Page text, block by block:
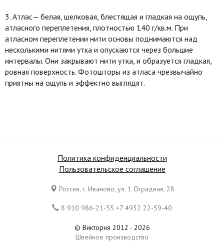
3. Атлас— белая, шелковая, блестящая и гладкая на ощупь,
атласного переплетения, плотностью 140 г/кв.м. При
атласном переплетении нити основы поднимаются над
несколькими нитями утка и опускаются через большие
интервалы. Они закрывают нити утка, и образуется гладкая,
ровная поверхность. Фотошторы из атласа чрезвычайно
приятны на ощупь и эффектно выглядят.
Политика конфиденциальности
Пользовательское соглашение
Россия, г. Иваново, ул. 1 Отрадная, 28
8 910 986-21-55 +7 4932 22-59-40
© Виктория 2012 - 2026
Швейное производство